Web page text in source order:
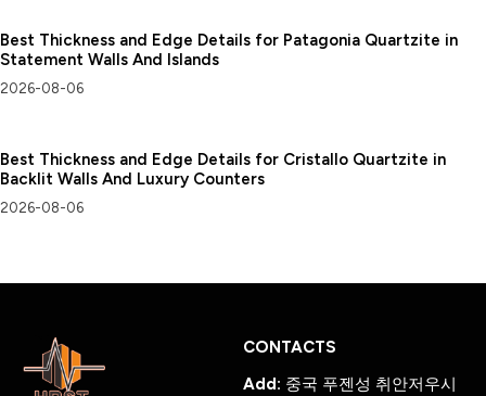
Best Thickness and Edge Details for Patagonia Quartzite in
Statement Walls And Islands
2026-08-06
Best Thickness and Edge Details for Cristallo Quartzite in
Backlit Walls And Luxury Counters
2026-08-06
CONTACTS
Add: 중국 푸젠성 취안저우시